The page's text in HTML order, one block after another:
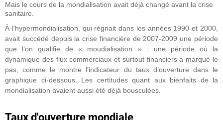
Mais le cours de la mondialisation avait déjà changé avant la crise
sanitaire.
À l’hypermondialisation, qui régnait dans les années 1990 et 2000,
avait succédé depuis la crise financière de 2007-2009 une période
que l’on qualifie de « moudialisation » : une période où la
dynamique des flux commerciaux et surtout financiers a marqué le
pas, comme le montre l’indicateur du taux d’ouverture dans le
graphique ci-dessous. Les certitudes quant aux bienfaits de la
mondialisation avaient aussi été déjà bousculées.